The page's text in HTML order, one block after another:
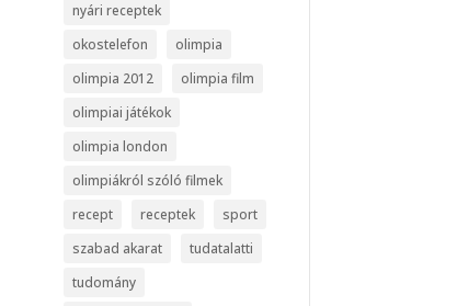
nyári receptek
okostelefon
olimpia
olimpia 2012
olimpia film
olimpiai játékok
olimpia london
olimpiákról szóló filmek
recept
receptek
sport
szabad akarat
tudatalatti
tudomány